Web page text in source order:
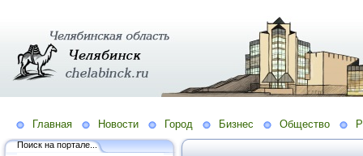
Главная Новости Город Бизнес Общество
Поиск на портале...